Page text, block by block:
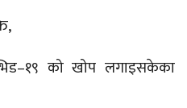
को खोप लगाइसकेका